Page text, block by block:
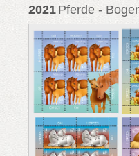
2021 Pferde -